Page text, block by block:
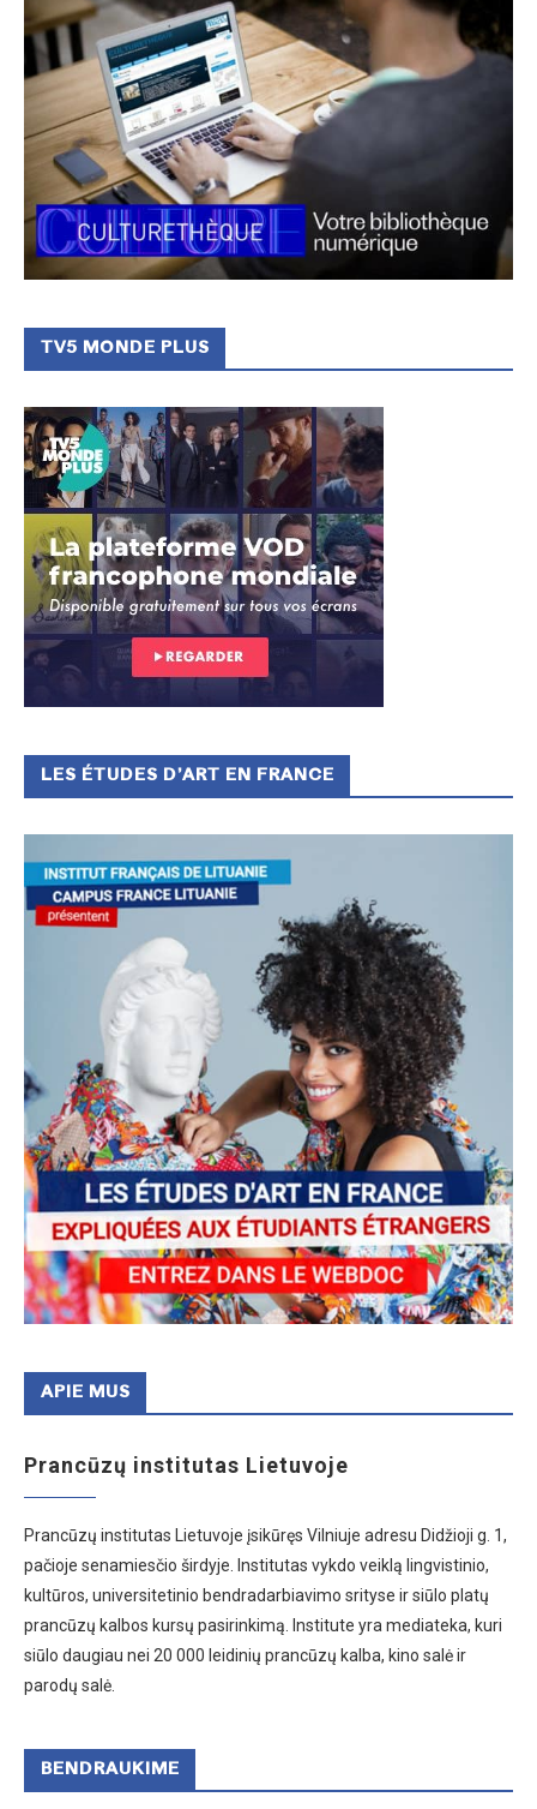
TV5 MONDE PLUS
LES ÉTUDES D’ART EN FRANCE
APIE MUS
Prancūzų institutas Lietuvoje
Prancūzų institutas Lietuvoje įsikūręs Vilniuje adresu Didžioji g. 1,
pačioje senamiesčio širdyje. Institutas vykdo veiklą lingvistinio,
kultūros, universitetinio bendradarbiavimo srityse ir siūlo platų
prancūzų kalbos kursų pasirinkimą. Institute yra mediateka, kuri
siūlo daugiau nei 20 000 leidinių prancūzų kalba, kino salė ir
parodų salė.
BENDRAUKIME